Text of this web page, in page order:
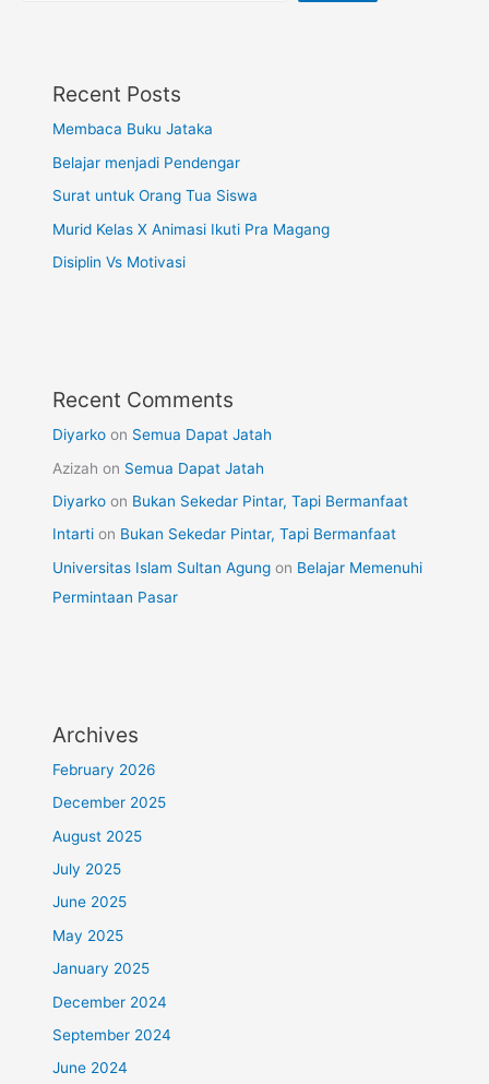
Recent Posts
Membaca Buku Jataka
Belajar menjadi Pendengar
Surat untuk Orang Tua Siswa
Murid Kelas X Animasi Ikuti Pra Magang
Disiplin Vs Motivasi
Recent Comments
Diyarko on Semua Dapat Jatah
Azizah on Semua Dapat Jatah
Diyarko on Bukan Sekedar Pintar, Tapi Bermanfaat
Intarti on Bukan Sekedar Pintar, Tapi Bermanfaat
Universitas Islam Sultan Agung on Belajar Memenuhi
Permintaan Pasar
Archives
February 2026
December 2025
August 2025
July 2025
June 2025
May 2025
January 2025
December 2024
September 2024
June 2024